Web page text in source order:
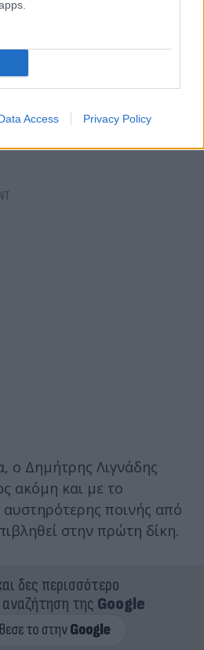
Access Privacy Policy
ο Δημήτρης Λιγνάδης
ακόμη και με το
ποινής από
στην πρώτη δίκη.
δες περισσότερο
της Google